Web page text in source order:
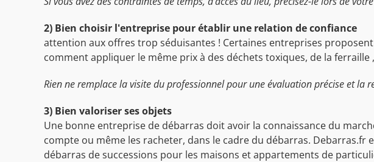
2) Bien choisir l'entreprise pour établir une relation de confiance
attention aux offres trop séduisantes ! Certaines entreprises
comment appliquer le même prix à des déchets toxiques, de la ferraille
Rien ne remplace la visite du professionnel pour une évaluation précise et la
3) Bien valoriser ses objets
Une bonne entreprise de débarras doit avoir la connaissance du
compte ou même les racheter, dans le cadre du débarras.
débarras de successions pour les maisons et appartements de